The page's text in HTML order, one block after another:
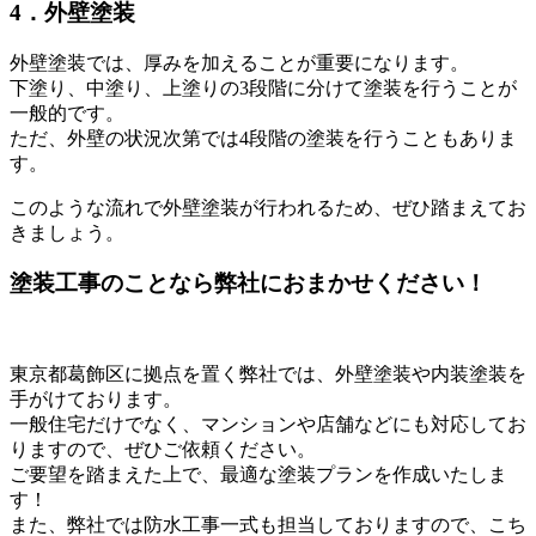
4．外壁塗装
外壁塗装では、厚みを加えることが重要になります。
下塗り、中塗り、上塗りの3段階に分けて塗装を行うことが
一般的です。
ただ、外壁の状況次第では4段階の塗装を行うこともありま
す。
このような流れで外壁塗装が行われるため、ぜひ踏まえてお
きましょう。
塗装工事のことなら弊社におまかせください！
東京都葛飾区に拠点を置く弊社では、外壁塗装や内装塗装を
手がけております。
一般住宅だけでなく、マンションや店舗などにも対応してお
りますので、ぜひご依頼ください。
ご要望を踏まえた上で、最適な塗装プランを作成いたしま
す！
また、弊社では防水工事一式も担当しておりますので、こち